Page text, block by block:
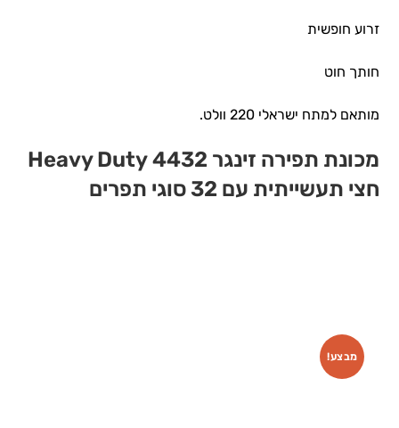
זרוע חופשית
חותך חוט
מותאם למתח ישראלי 220 וולט.
מכונת תפירה זינגר 4432 Heavy Duty
חצי תעשייתית עם 32 סוגי תפרים
מבצע!